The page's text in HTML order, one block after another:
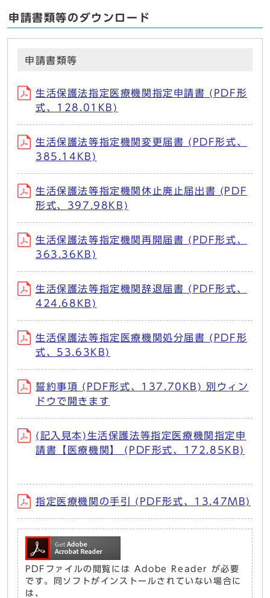
申請書類等のダウンロード
申請書類等
生活保護法指定医療機関指定申請書 (PDF形
式、128.01KB)
生活保護法等指定機関変更届書 (PDF形式、
385.14KB)
生活保護法等指定機関休止廃止届出書 (PDF
形式、397.98KB)
生活保護法等指定機関再開届書 (PDF形式、
363.36KB)
生活保護法等指定機関辞退届書 (PDF形式、
424.68KB)
生活保護法等指定医療機関処分届書 (PDF形
式、53.63KB)
誓約事項 (PDF形式、137.70KB) 別ウィン
ドウで開きます
(記入見本)生活保護法等指定医療機関指定申
請書【医療機関】 (PDF形式、172.85KB)
指定医療機関の手引 (PDF形式、13.47MB)
PDFファイルの閲覧には Adobe Reader が必要
です。同ソフトがインストールされていない場合に
は、